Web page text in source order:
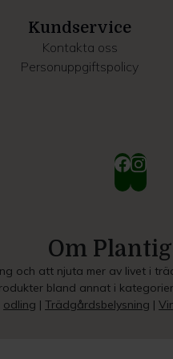
Kundservice
Kontakta oss
Personuppgiftspolicy
Om
och att njuta mer av livet i
bland annat i
odling | Trädgårdsbelysning |